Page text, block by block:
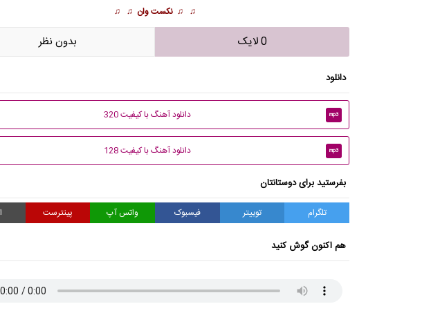
♫ ♫ نکست وان ♫ ♫
0 لایک بدون نظر
دانلود
mp3 دانلود آهنگ با کیفیت 320
mp3 دانلود آهنگ با کیفیت 128
بفرستید برای دوستانتان
تلگرام توییتر فیسبوک واتس آپ پینترست
هم اکنون گوش کنید